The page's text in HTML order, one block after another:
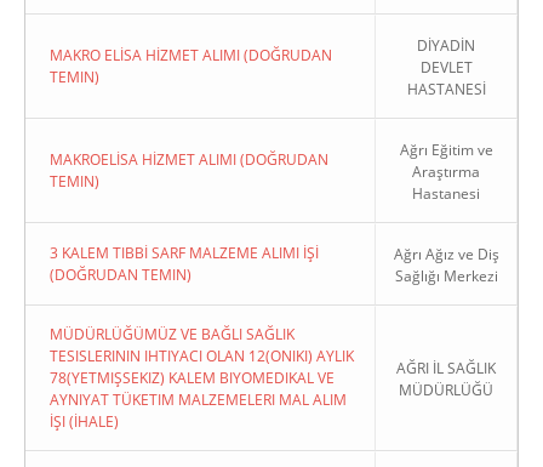
MAKRO ELİSA HİZMET ALIMI (DOĞRUDAN
TEMIN)
DİYADİN
DEVLET
HASTANESİ
MAKROELİSA HİZMET ALIMI (DOĞRUDAN
TEMIN)
Ağrı Eğitim ve
Araştırma
Hastanesi
3 KALEM TIBBİ SARF MALZEME ALIMI İŞİ
(DOĞRUDAN TEMIN)
Ağrı Ağız ve Diş
Sağlığı Merkezi
MÜDÜRLÜĞÜMÜZ VE BAĞLI SAĞLIK
TESISLERININ IHTIYACI OLAN 12(ONIKI) AYLIK
78(YETMIŞSEKIZ) KALEM BIYOMEDIKAL VE
AYNIYAT TÜKETIM MALZEMELERI MAL ALIM
İŞI (İHALE)
AĞRI İL SAĞLIK
MÜDÜRLÜĞÜ